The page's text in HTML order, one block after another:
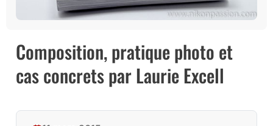
Composition, pratique photo et
cas concrets par Laurie Excell